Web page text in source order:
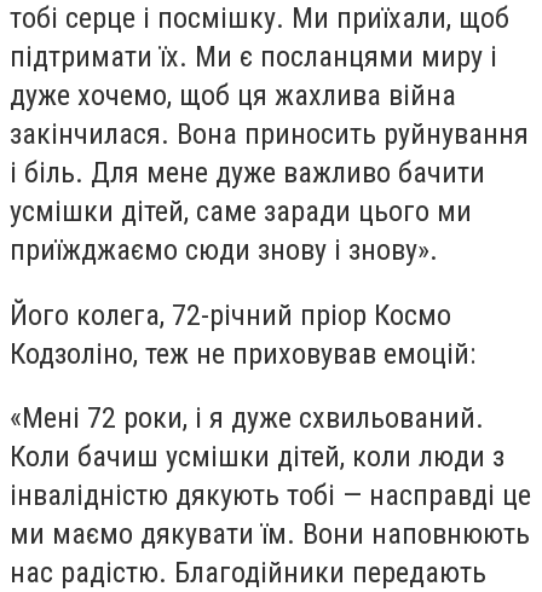
тобі серце і посмішку. Ми приїхали, щоб
підтримати їх. Ми є посланцями миру і
дуже хочемо, щоб ця жахлива війна
закінчилася. Вона приносить руйнування
і біль. Для мене дуже важливо бачити
усмішки дітей, саме заради цього ми
приїжджаємо сюди знову і знову».
Його колега, 72-річний пріор Космо
Кодзоліно, теж не приховував емоцій:
«Мені 72 роки, і я дуже схвильований.
Коли бачиш усмішки дітей, коли люди з
інвалідністю дякують тобі — насправді це
ми маємо дякувати їм. Вони наповнюють
нас радістю. Благодійники передають